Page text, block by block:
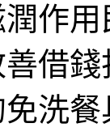
作
借
洗